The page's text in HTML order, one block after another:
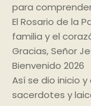
para
El Rosario de la
familia y el
Gracias, Señor
Bienvenido 2026
Así se dio inicio
sacerdotes y